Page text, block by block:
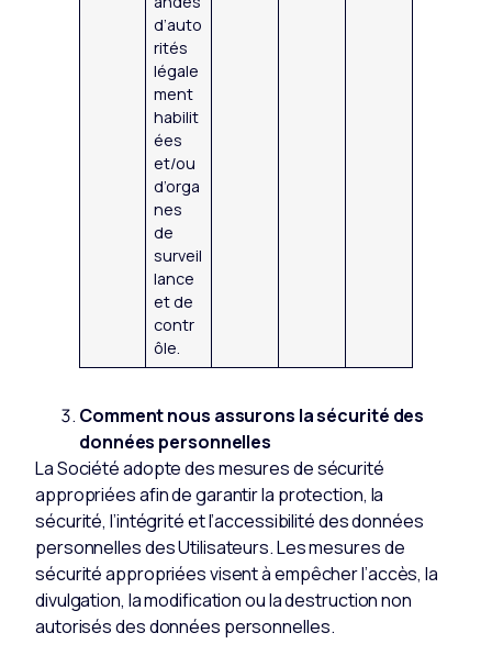
d’auto
rités
légale
ment
habilit
ées
et/ou
d’orga
nes
de
surveil
lance
et de
contr
ôle.
Comment nous assurons la sécurité des
données personnelles
La Société adopte des mesures de sécurité
appropriées afin de garantir la protection, la
sécurité, l’intégrité et l’accessibilité des données
personnelles des Utilisateurs. Les mesures de
sécurité appropriées visent à empêcher l’accès, la
divulgation, la modification ou la destruction non
autorisés des données personnelles.